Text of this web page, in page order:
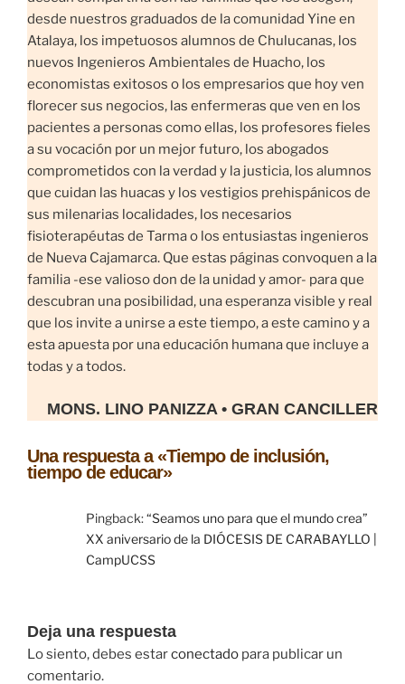
desde nuestros graduados de la comunidad Yine en
Atalaya, los impetuosos alumnos de Chulucanas, los
nuevos Ingenieros Ambientales de Huacho, los
economistas exitosos o los empresarios que hoy ven
florecer sus negocios, las enfermeras que ven en los
pacientes a personas como ellas, los profesores fieles
a su vocación por un mejor futuro, los abogados
comprometidos con la verdad y la justicia, los alumnos
que cuidan las huacas y los vestigios prehispánicos de
sus milenarias localidades, los necesarios
fisioterapéutas de Tarma o los entusiastas ingenieros
de Nueva Cajamarca. Que estas páginas convoquen a la
familia -ese valioso don de la unidad y amor- para que
descubran una posibilidad, una esperanza visible y real
que los invite a unirse a este tiempo, a este camino y a
esta apuesta por una educación humana que incluye a
todas y a todos.
MONS. LINO PANIZZA • GRAN CANCILLER
Una respuesta a «Tiempo de inclusión,
tiempo de educar»
Pingback:“Seamos uno para que el mundo crea”
XX aniversario de la DIÓCESIS DE CARABAYLLO |
CampUCSS
Deja una respuesta
Lo siento, debes estarconectado para publicar un
comentario.